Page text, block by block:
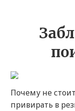
Почему не
привирать в